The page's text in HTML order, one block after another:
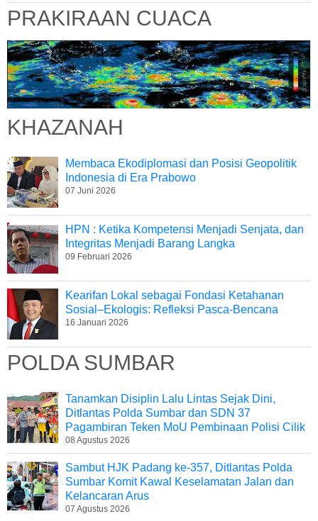
PRAKIRAAN CUACA
KHAZANAH
Membaca Ekodiplomasi dan Posisi Geopolitik
Indonesia di Era Prabowo
07 Juni 2026
HPN : Ketika Kompetensi Menjadi Senjata, dan
Integritas Menjadi Barang Langka
09 Februari 2026
Kearifan Lokal sebagai Fondasi Ketahanan
Sosial–Ekologis: Refleksi Pasca-Bencana
16 Januari 2026
POLDA SUMBAR
Tanamkan Disiplin Lalu Lintas Sejak Dini,
Ditlantas Polda Sumbar dan SDN 37
Pagambiran Teken MoU Pembinaan Polisi Cilik
08 Agustus 2026
Sambut HJK Padang ke-357, Ditlantas Polda
Sumbar Komit Kawal Keselamatan Jalan dan
Kelancaran Arus
07 Agustus 2026